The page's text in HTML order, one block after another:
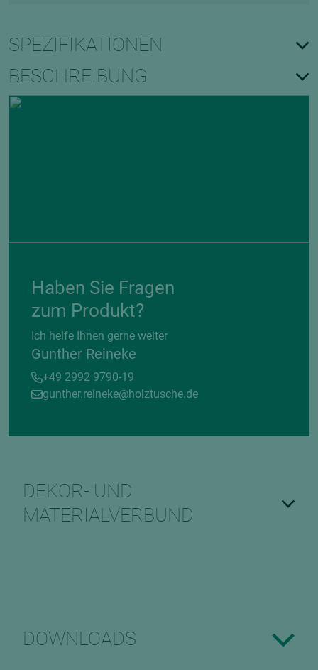
SPEZIFIKATIONEN
BESCHREIBUNG
Haben Sie Fragen
zum Produkt?
Ich helfe Ihnen gerne weiter
Gunther Reineke
+49 2992 9790-19
gunther.reineke@holztusche.de
DEKOR- UND
MATERIALVERBUND
DOWNLOADS